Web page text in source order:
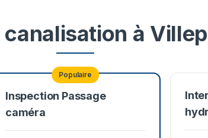
à
Populaire
Inspection Passage
caméra